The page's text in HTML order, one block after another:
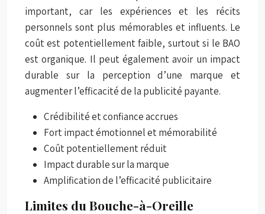
important, car les expériences et les récits
personnels sont plus mémorables et influents. Le
coût est potentiellement faible, surtout si le BAO
est organique. Il peut également avoir un impact
durable sur la perception d’une marque et
augmenter l’efficacité de la publicité payante.
Crédibilité et confiance accrues
Fort impact émotionnel et mémorabilité
Coût potentiellement réduit
Impact durable sur la marque
Amplification de l’efficacité publicitaire
Limites du Bouche-à-Oreille